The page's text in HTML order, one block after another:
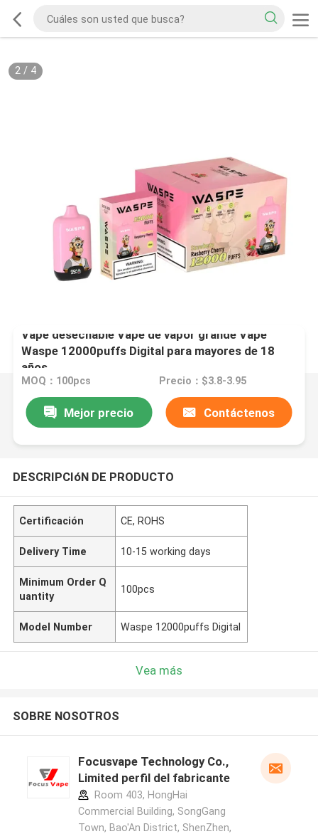
2/ 4
Vape desechable Vape de vapor grande Vape
Waspe 12000puffs Digital para mayores de 18
años
MOQ：100pcs Precio：$3.8-3.95
Mejor precio Contáctenos
DESCRIPCIóN DE PRODUCTO
Certificación CE, ROHS
Delivery Time 10-15 working days
Minimum Order Q
uantity
100pcs
Model Number Waspe 12000puffs Digital
Vea más
SOBRE NOSOTROS
Focusvape Technology Co.,
Limited perfil del fabricante
Room 403, HongHai
Commercial Building, SongGang
Town, Bao'An District, ShenZhen,